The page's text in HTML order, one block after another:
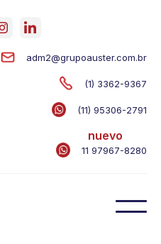
adm2@grupoauster.com.br
(1) 3362-9367
(11) 95306-2791
nuevo
11 97967-8280